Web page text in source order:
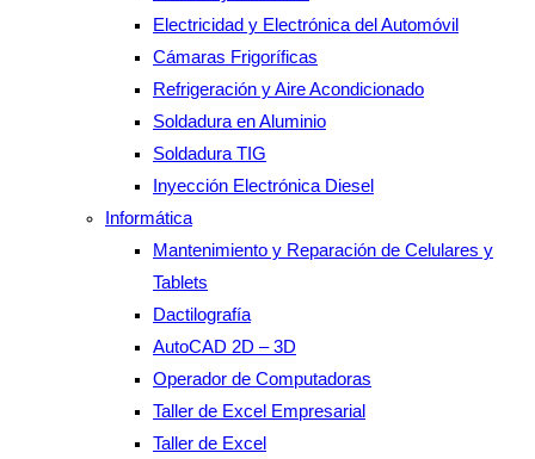
Electricidad y Electrónica del Automóvil
Cámaras Frigoríficas
Refrigeración y Aire Acondicionado
Soldadura en Aluminio
Soldadura TIG
Inyección Electrónica Diesel
Informática
Mantenimiento y Reparación de Celulares y
Tablets
Dactilografía
AutoCAD 2D – 3D
Operador de Computadoras
Taller de Excel Empresarial
Taller de Excel